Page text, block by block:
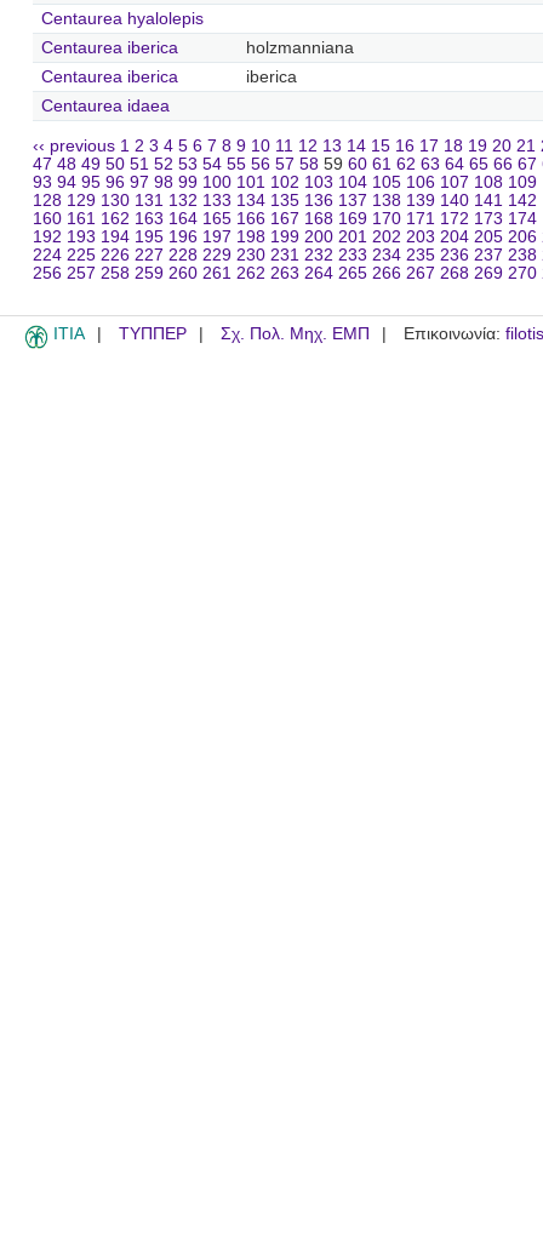
Centaurea hyalolepis
Centaurea iberica
holzmanniana
Centaurea iberica
iberica
Centaurea idaea
‹‹ previous 1 2 3 4 5 6 7 8 9 10 11 12 13 14 15 16 17 18 19 20 21
47 48 49 50 51 52 53 54 55 56 57 58 59 60 61 62 63 64 65 66 67
93 94 95 96 97 98 99 100 101 102 103 104 105 106 107 108 109
128 129 130 131 132 133 134 135 136 137 138 139 140 141 142
160 161 162 163 164 165 166 167 168 169 170 171 172 173 174
192 193 194 195 196 197 198 199 200 201 202 203 204 205 206
224 225 226 227 228 229 230 231 232 233 234 235 236 237 238
256 257 258 259 260 261 262 263 264 265 266 267 268 269 270
ITIA ΤΥΠΠΕΡ Σχ. Πολ. Μηχ. ΕΜΠ Επικοινωνία: